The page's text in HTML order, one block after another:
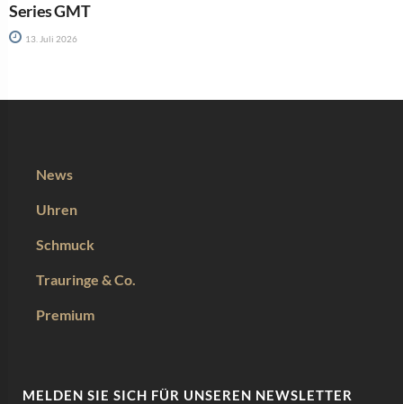
Series GMT
13. Juli 2026
News
Uhren
Schmuck
Trauringe & Co.
Premium
MELDEN SIE SICH FÜR UNSEREN NEWSLETTER